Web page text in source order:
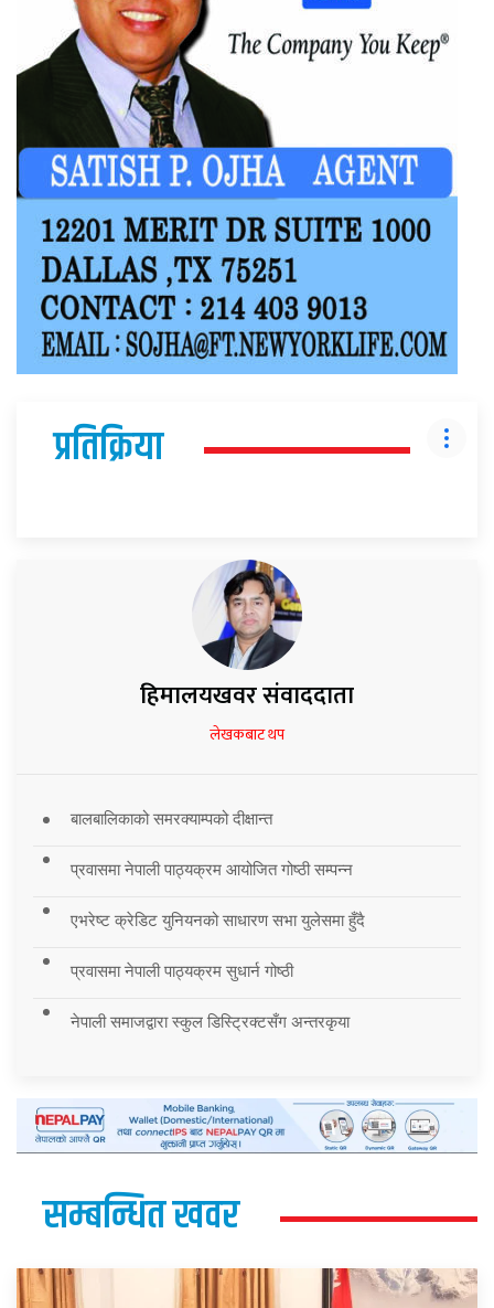
प्रतिक्रिया
हिमालयखवर संवाददाता
लेखकबाट थप
बालबालिकाको समरक्याम्पको दीक्षान्त
प्रवासमा नेपाली पाठ्यक्रम आयोजित गोष्ठी सम्पन्न
एभरेष्ट क्रेडिट युनियनको साधारण सभा युलेसमा हुँदै
प्रवासमा नेपाली पाठ्यक्रम सुधार्न गोष्ठी
नेपाली समाजद्वारा स्कुल डिस्ट्रिक्टसँग अन्तरकृया
सम्बन्धित खवर